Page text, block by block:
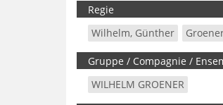
Regie
Wilhelm, Günther
Gruppe / Compagnie /
WILHELM GROENER